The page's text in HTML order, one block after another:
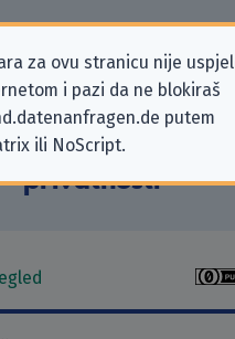
za ovu stranicu nije
i pazi da ne blokiraš
putem
ili NoScript.
„Fetisch.de”
zahtjeve za
privatnosti